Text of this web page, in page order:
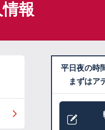
報
平日夜の時
まずはア